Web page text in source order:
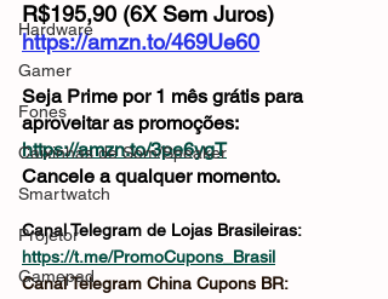
Hardware
Gamer
Fones
Caixinhas de Som/Speaker
Smartwatch
Projetor
Gamepad
R$195,90 (6X Sem Juros)
https://amzn.to/469Ue60
Seja Prime por 1 mês grátis para
aproveitar as promoções:
https://amzn.to/3pe6ygT
Cancele a qualquer momento.
Canal Telegram de Lojas Brasileiras:
https://t.me/PromoCupons_Brasil
Canal Telegram China Cupons BR: